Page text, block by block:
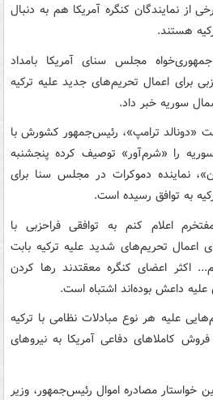
از نمایندگان کنگره آمریکا هم به دنبال
هستند.
مجلس سنای آمریکا بامداد
برای اعمال تحریم‌های جدید علیه ترکیه
سوریه خبر داد.
«دونالد ترامپ»، رئیس‌جمهور کشورش با
را «شرم‌آور» توصیف کرده پنجشنبه
نماینده دموکرات در مجلس سنا برای
به توافق رسیده است.
اعلام کنم به توافقی فراحزبی با
اعمال تحریم‌های شدید علیه ترکیه بابت
اکثر اعضای کنگره معقتدند رها کردن
داعش بوده‌اند اشتباه است.
علیه هر نوع مبادلات نظامی با ترکیه
کاملاهای دفاعی آمریکا به نیروهای
خواستار مصادره اموال رئیس‌جمهور، وزیر